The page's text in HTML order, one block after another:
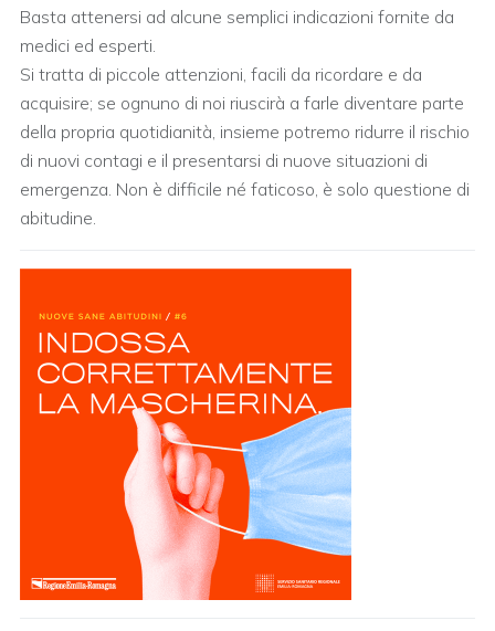
Basta attenersi ad alcune semplici indicazioni fornite da
medici ed esperti.
Si tratta di piccole attenzioni, facili da ricordare e da
acquisire; se ognuno di noi riuscirà a farle diventare parte
della propria quotidianità, insieme potremo ridurre il rischio
di nuovi contagi e il presentarsi di nuove situazioni di
emergenza. Non è difficile né faticoso, è solo questione di
abitudine.